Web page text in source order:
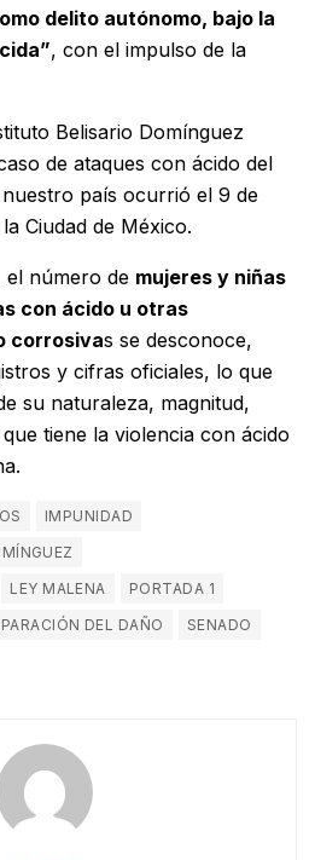
delito autónomo, bajo la
, con el impulso de la
Belisario Domínguez
de ataques con ácido del
país ocurrió el 9 de
Ciudad de México.
el número de mujeres y niñas
con ácido u otras
corrosivas se desconoce,
y cifras oficiales, lo que
su naturaleza, magnitud,
tiene la violencia con ácido
IMPUNIDAD
LEY MALENA
PORTADA 1
DEL DAÑO
SENADO